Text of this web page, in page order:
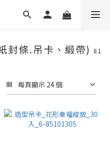
封條.吊卡、緞帶)
81
每頁顯示 24 個